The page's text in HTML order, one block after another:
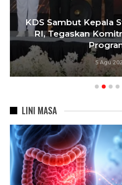
KDS Sambut Kepala
RI, Tegaskan
5 Agu
LINI MASA